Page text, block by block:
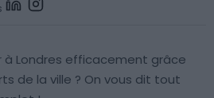
Londres efficacement grâce
de la ville ? On vous dit tout